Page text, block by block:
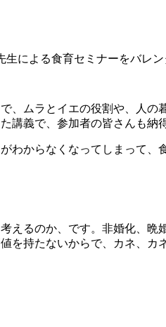
による食育セミナーをバレ
ムラとイエの役割や、人の
講義で、参加者の皆さんも納
からなくなってしまって、
るのか、です。非婚化、晩
を持たないからで、カネ、